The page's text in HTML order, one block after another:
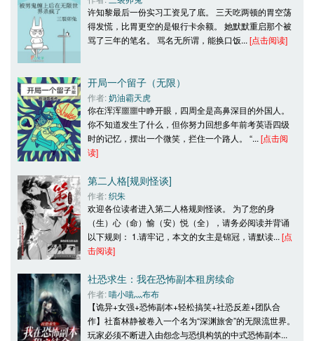
许知黎最后一份实习工资见了底。 三天吃两顿的胃空荡
得发慌，比胃更空的是银行卡余额。 她默默重启那个被
骂了三年的笔名。 骂名无所谓，能换口饭... [点击阅读]
开局一个留子（无限）
作者: 奶油霸天虎
你在浑浑噩噩中睁开眼，四周全是高鼻深目的外国人。
你不知道发生了什么，但你努力回想多年前考英语四级
时的记忆，摆出一个微笑，拦住一个路人。 “... [点击阅
读]
第二人格[规则怪谈]
作者: 织朱
欢迎各位读者进入第二人格规则怪谈。 为了您的身
（生）心（命）愉（安）悦（全），请务必阅读并背诵
以下规则： 1.请牢记，本文的女主是锦冠，请默读... [点
击阅读]
社恐求生：我在恐怖副本租房续命
作者: 喵小喵灬布布
【诡异+女强+恐怖副本+轻松搞笑+社恐反差+团队合
作】社畜林静被卷入一个名为“深渊旅舍”的无限流世界。
玩家必须不断进入由怨念与恐惧构筑的中式恐怖副本...